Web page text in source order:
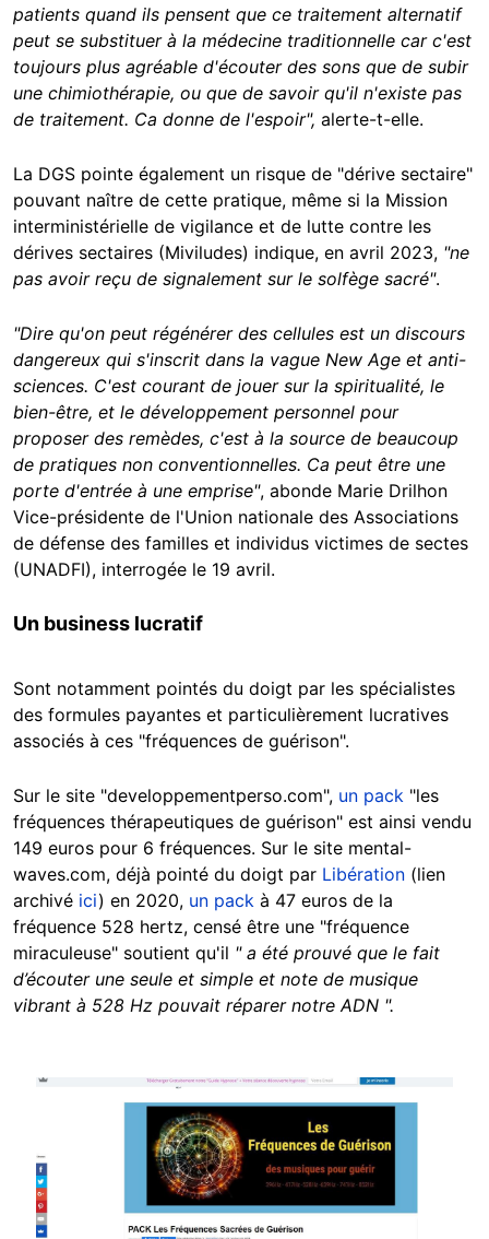
patients quand ils pensent que ce traitement alternatif
peut se substituer à la médecine traditionnelle car c'est
toujours plus agréable d'écouter des sons que de subir
une chimiothérapie, ou que de savoir qu'il n'existe pas
de traitement. Ca donne de l'espoir", alerte-t-elle.
La DGS pointe également un risque de "dérive sectaire"
pouvant naître de cette pratique, même si la Mission
interministérielle de vigilance et de lutte contre les
dérives sectaires (Miviludes) indique, en avril 2023, "ne
pas avoir reçu de signalement sur le solfège sacré".
"Dire qu'on peut régénérer des cellules est un discours
dangereux qui s'inscrit dans la vague New Age et anti-
sciences. C'est courant de jouer sur la spiritualité, le
bien-être, et le développement personnel pour
proposer des remèdes, c'est à la source de beaucoup
de pratiques non conventionnelles. Ca peut être une
porte d'entrée à une emprise", abonde Marie Drilhon
Vice-présidente de l'Union nationale des Associations
de défense des familles et individus victimes de sectes
(UNADFI), interrogée le 19 avril.
Un business lucratif
Sont notamment pointés du doigt par les spécialistes
des formules payantes et particulièrement lucratives
associés à ces "fréquences de guérison".
Sur le site "developpementperso.com", un pack "les
fréquences thérapeutiques de guérison" est ainsi vendu
149 euros pour 6 fréquences. Sur le site mental-
waves.com, déjà pointé du doigt par Libération (lien
archivé ici) en 2020, un pack à 47 euros de la
fréquence 528 hertz, censé être une "fréquence
miraculeuse" soutient qu'il " a été prouvé que le fait
d’écouter une seule et simple et note de musique
vibrant à 528 Hz pouvait réparer notre ADN ".
Image